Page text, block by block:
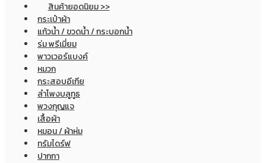
สินค้ายอดนิยม >>
กระเป๋าผ้า
แก้วน้ำ / ขวดน้ำ / กระบอกน้ำ
ร่ม พรีเมี่ยม
พาวเวอร์แบงค์
หมวก
กระสอบอีเกีย
ลำโพงบลูทูธ
พวงกุญแจ
เสื้อผ้า
หมอน / ผ้าห่ม
ทรัมไดร์ฟ
ปากกา